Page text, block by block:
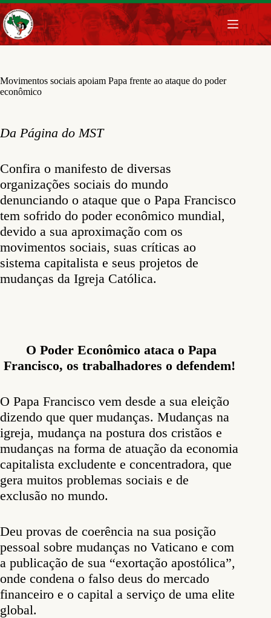
Pular
para
o
conteúdo
Movimentos sociais apoiam Papa frente ao ataque do poder
econômico
Da Página do MST
Confira o manifesto de diversas
organizações sociais do mundo
denunciando o ataque que o Papa Francisco
tem sofrido do poder econômico mundial,
devido a sua aproximação com os
movimentos sociais, suas críticas ao
sistema capitalista e seus projetos de
mudanças da Igreja Católica.
O Poder Econômico ataca o Papa
Francisco, os trabalhadores odefendem!
O Papa Francisco vem desde a sua eleição
dizendo que quer mudanças. Mudanças na
igreja, mudança na postura dos cristãos e
mudanças na forma de atuação da economia
capitalista excludente e concentradora, que
gera muitos problemas sociais e de
exclusão no mundo.
Deu provas de coerência na sua posição
pessoal sobre mudanças no Vaticano e com
a publicação de sua “exortação apostólica”,
onde condena o falso deus do mercado
financeiro e o capital a serviço de uma elite
global.